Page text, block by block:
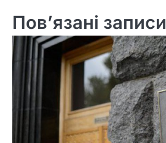
Пов’язані записи